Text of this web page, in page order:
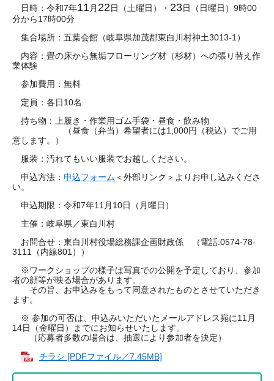
日時：令和7年11月 22日（土曜日）・ 23日（日曜日）9時00
分から17時00分
集合場所：五葉会館（岐阜県加茂郡東白川村神土3013-1）
内容：畳の床から無垢フローリング材（杉材）への張り替え作
業体験
参加費用：無料
定員：各日10名
持ち物：上履き・作業用ゴム手袋・昼食・飲み物
​ （昼食（弁当）希望者には1,000円（税込）でご用
意します。）
服装：汚れてもいい服装でお越しください。
申込方法： 申込フォーム ＜外部リンク＞ よりお申し込みくださ
い。
申込期限：令和7年11月10日（月曜日）
主催：岐阜県／東白川村
お問合せ：東白川村役場総務課企画財政係 （電話:0574-78-
3111（内線801））
※ワークショップの様子は写真での公開を予定しており、参加
者の顔等が映る場合があります。
​ その旨、お申込みをもって同意されたものとさせていただき
ます。
※ 参加の可否は、申込みいただいたメールアドレス宛に11月
14日（金曜日）までにお知らせいたします。
​ （応募者多数の場合は、抽選により参加者を決定）
チラシ [PDFファイル／7.45MB]